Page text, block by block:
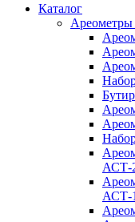
Каталог
Ареометры
АСТ-
АСТ-1